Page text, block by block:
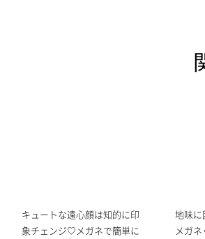
キュートな遠心顔は知的に印
象チェンジ♡メガネで簡単に
地味に
メガ